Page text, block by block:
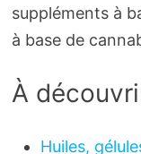
suppléments à
à base de
À
Huiles,